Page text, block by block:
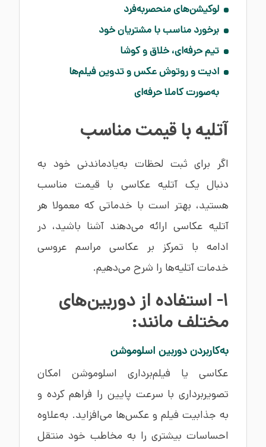
لوکیشن‌های منحصربه‌فرد
برخورد مناسب با مشتریان خود
تیم حرفه‌ای، خلاق و کوشا
ادیت و روتوش عکس و تدوین فیلم‌ها
به‌صورت کاملا حرفه‌ای
آتلیه با قیمت مناسب
اگر برای ثبت لحظات به‌یادماندنی خود به
دنبال یک آتلیه عکاسی با قیمت مناسب
هستید، بهتر است با خدماتی که معمولا هر
آتلیه عکاسی ارائه می‌دهند آشنا باشید، در
ادامه با تمرکز بر عکاسی مراسم عروسی
خدمات آتلیه‌ها را شرح می‌دهیم.
1- استفاده از دوربین‌های
مختلف مانند:
به‌کاربردن دوربین اسلوموشن
عکاسی یا فیلم‌برداری اسلوموشن امکان
تصویربرداری با سرعت پایین را فراهم کرده و
به جذابیت فیلم و عکس‌ها می‌افزاید. به‌علاوه
احساسات بیشتری را به مخاطب خود منتقل